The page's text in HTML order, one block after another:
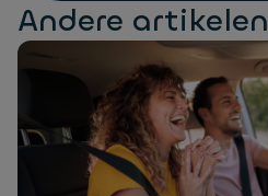
Andere artikelen